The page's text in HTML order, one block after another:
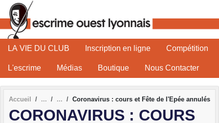
LA VIE DU CLUB Inscription en ligne Compétition
L'escrime Médias Boutique Nous Contacter
Accueil Coronavirus : cours et Fête de l'Epée annulés
CORONAVIRUS : COURS
Panneau de gestion des cookies